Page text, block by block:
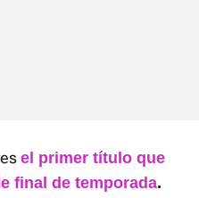
el primer título que
final de temporada.